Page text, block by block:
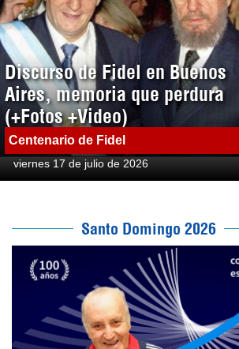
Discurso de Fidel en Buenos
Aires, memoria que perdura
(+Fotos +Video)
Centenario de Fidel
viernes 17 de julio de 2026
Santo Domingo 2026